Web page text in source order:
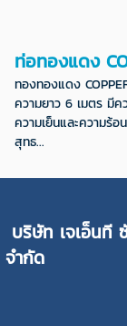
ท่อทองแดง
ทองทองแดง
ความยาว 6 เมตร มีค
ความเย็นและความร้
สุทธ...
บริษัท เจเอ็นที
จำกัด